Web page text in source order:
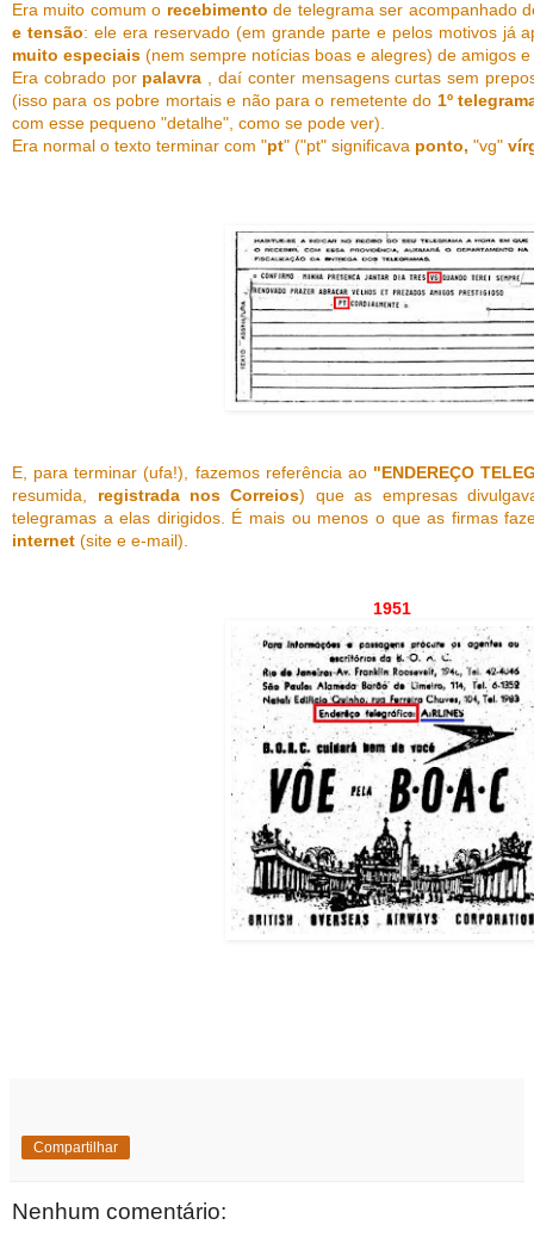
Era muito comum o recebimentode telegrama ser acompanhado
e tensão: ele era reservado (em grande parte e pelos motivos já
muito especiais (nem sempre notícias boas e alegres) de amigos
Era cobrado porpalavra
, daí conter mensagens curtas sem
(isso para os pobre mortais e não para o remetente do 1º
com esse pequeno "detalhe", como se pode ver).
Era normal o texto terminar com "pt" ("pt" significava ponto, "vg"
E, para terminar (ufa!), fazemos referência ao "ENDEREÇO
resumida, registrada nos Correios) que as empresas
telegramas a elas dirigidos. É mais ou menos o que as firmas
internet (site e e-mail).
1951
Compartilhar
Nenhum comentário: